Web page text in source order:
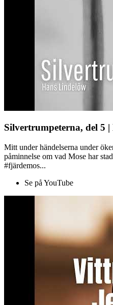
Silvertrumpeterna, del 5
Mitt under händelserna under
påminnelse om vad Mose har
#fjärdemos...
Se på YouTube